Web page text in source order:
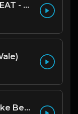
[FREE] LITHE TYPE BEAT - Fairy Tale Lifestyle (G Minor) (Prod by Tony Wale)
Dax - Killshot 2 Remake Beat.mp3